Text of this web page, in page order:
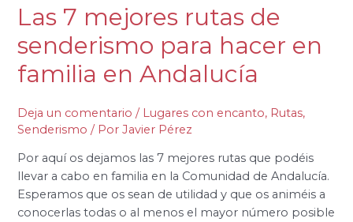
Las 7 mejores rutas de
senderismo para hacer en
familia en Andalucía
Deja un comentario / Lugares con encanto, Rutas,
Senderismo / PorJavier Pérez
Por aquí os dejamos las 7 mejores rutas que podéis
llevar a cabo en familia en la Comunidad de Andalucía.
Esperamos que os sean de utilidad y que os animéis a
conocerlas todas o al menos el mayor número posible